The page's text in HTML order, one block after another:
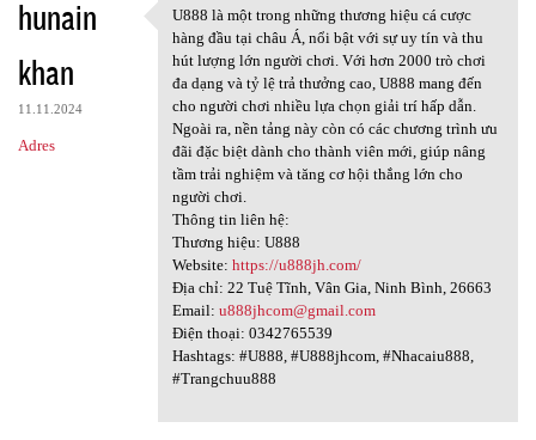
hunain
khan
11.11.2024
Adres
U888 là một trong những
U888 là một trong những thương hiệu cá cược
hàng đầu tại châu Á, nổi bật với sự uy tín và thu
hút lượng lớn người chơi. Với hơn 2000 trò chơi
đa dạng và tỷ lệ trả thưởng cao, U888 mang đến
cho người chơi nhiều lựa chọn giải trí hấp dẫn.
Ngoài ra, nền tảng này còn có các chương trình ưu
đãi đặc biệt dành cho thành viên mới, giúp nâng
tầm trải nghiệm và tăng cơ hội thắng lớn cho
người chơi.
Thông tin liên hệ:
Thương hiệu: U888
Website: https://u888jh.com/
Địa chỉ: 22 Tuệ Tĩnh, Vân Gia, Ninh Bình, 26663
Email: u888jhcom@gmail.com
Điện thoại: 0342765539
Hashtags: #U888, #U888jhcom, #Nhacaiu888,
#Trangchuu888